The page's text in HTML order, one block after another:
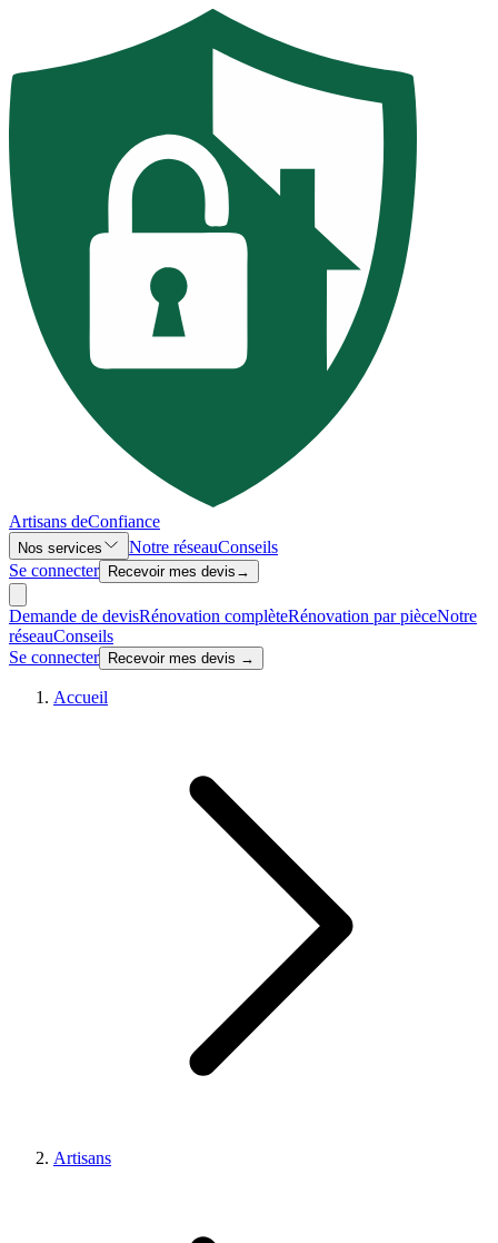
Artisans deConfiance
Nos services Notre réseauConseils
Se connecter
Recevoir mes devis →
Demande de devisRénovation complèteRénovation par pièceNotre
réseauConseils
Se connecter
Recevoir mes devis →
Accueil
Artisans